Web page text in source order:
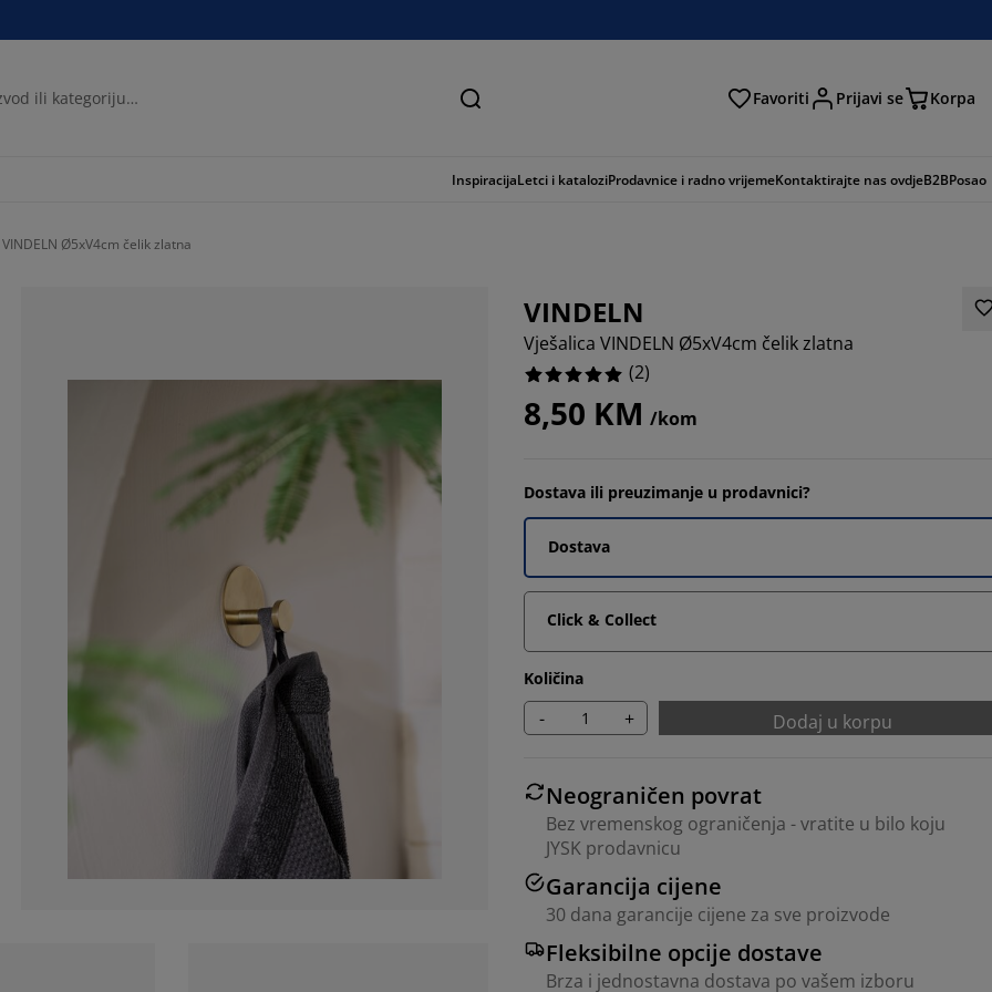
Traži Favoriti Prijavi se Korpa
InspiracijaLetci i kataloziProdavnice i radno vrijemeKontaktirajte nas ovdjeB2BPosao
Ø5xV4cm čelik zlatna
VINDELN
Vješalica VINDELN Ø5xV4cm čelik zlatna
(2)
8,50 KM /kom
Dostava ili preuzimanje u prodavnici?
Dostava
Click & Collect
Količina
- + Dodaj u korpu
Neograničen povrat
Bez vremenskog ograničenja - vratite u bilo koju
JYSK prodavnicu
Garancija cijene
30 dana garancije cijene za sve proizvode
Fleksibilne opcije dostave
Brza i jednostavna dostava po vašem izboru
100%